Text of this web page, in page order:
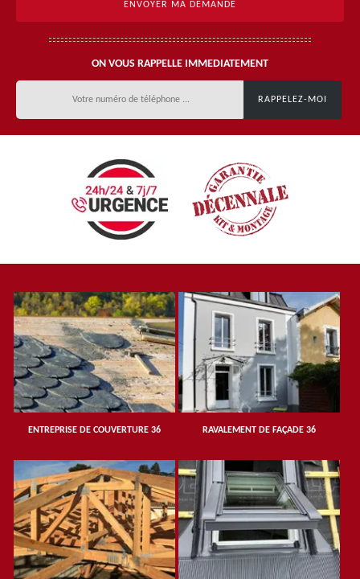
ON VOUS RAPPELLE IMMEDIATEMENT
ENTREPRISE DE COUVERTURE 36 RAVALEMENT DE FAÇADE 36